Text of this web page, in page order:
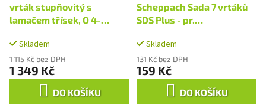
vrták stupňovitý s
lamačem třísek, O 4-
Skladem
1 115 Kč bez DPH
1 349 Kč
DO KOŠÍKU
Scheppach Sada 7 vrtáků
SDS Plus - pr.
Skladem
131 Kč bez DPH
159 Kč
DO KOŠÍKU